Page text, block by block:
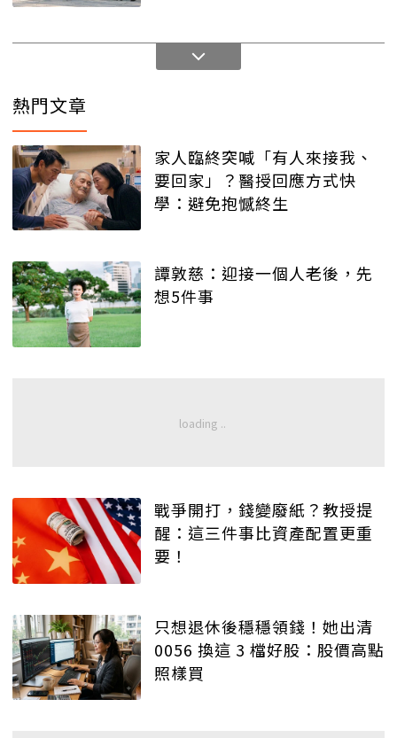
熱門文章
家人臨終突喊「有人來接我、
要回家」？醫授回應方式快
學：避免抱憾終生
譚敦慈：迎接一個人老後，先
想5件事
戰爭開打，錢變廢紙？教授提
醒：這三件事比資產配置更重
要！
只想退休後穩穩領錢！她出清
0056 換這 3 檔好股：股價高點
照樣買